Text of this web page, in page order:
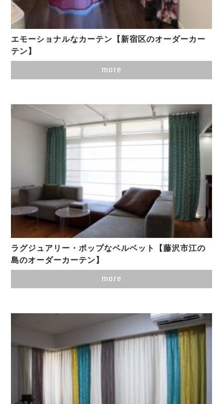
エモーショナルなカーテン【新宿区のオーダーカー
テン】
more
ラグジュアリー・ポップなベルベット【藤沢市江の
島のオーダーカーテン】
more